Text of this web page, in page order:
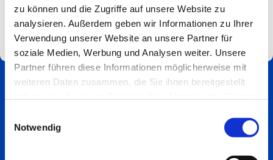
zu können und die Zugriffe auf unsere Website zu
analysieren. Außerdem geben wir Informationen zu Ihrer
Verwendung unserer Website an unsere Partner für
soziale Medien, Werbung und Analysen weiter. Unsere
Partner führen diese Informationen möglicherweise mit
weiteren Daten zusammen, die Sie ihnen bereitgestellt
Notwendig